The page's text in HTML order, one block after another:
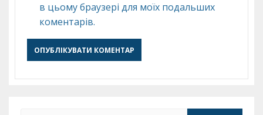
в цьому браузері для моїх подальших
коментарів.